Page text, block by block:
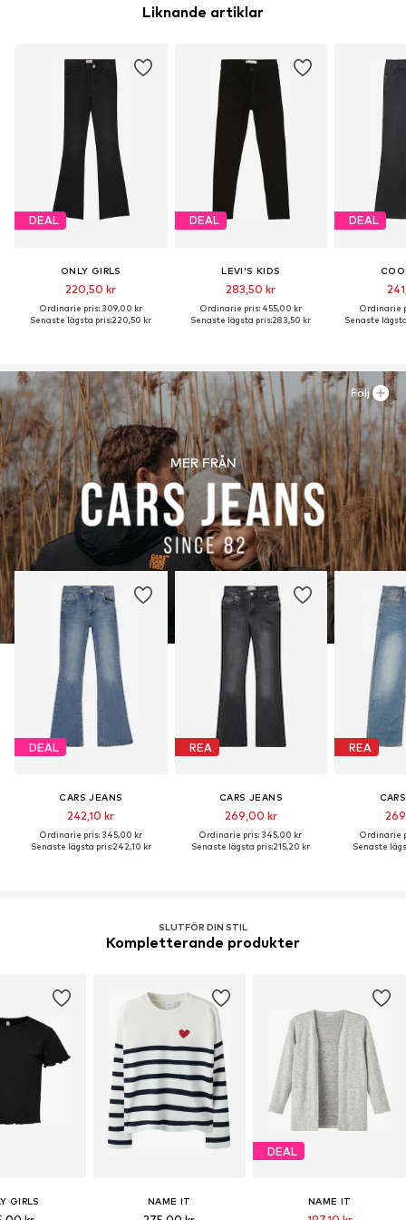
Liknande artiklar
DEAL
ONLY GIRLS
220,50 kr
Ordinarie pris: 309,00 kr
Senaste lägsta pris:220,50 kr
DEAL
LEVI'S KIDS
283,50 kr
Ordinarie pris: 455,00 kr
Senaste lägsta pris:283,50 kr
DEAL
Ordinarie
Senaste
MER FRÅN
DEAL
CARS JEANS
242,10 kr
Ordinarie pris: 345,00 kr
Senaste lägsta pris:242,10 kr
REA
CARS JEANS
269,00 kr
Ordinarie pris: 345,00 kr
Senaste lägsta pris:215,20 kr
REA
Ordinarie
Senaste
Följ
SLUTFÖR DIN STIL
Kompletterande produkter
GIRLS NAME IT
DEAL
NAME IT